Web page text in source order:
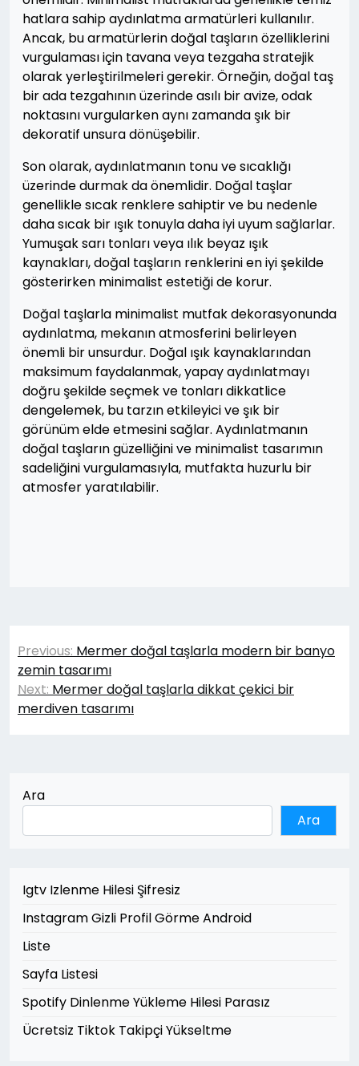
hatlara sahip aydınlatma armatürleri kullanılır.
Ancak, bu armatürlerin doğal taşların özelliklerini
vurgulaması için tavana veya tezgaha stratejik
olarak yerleştirilmeleri gerekir. Örneğin, doğal taş
bir ada tezgahının üzerinde asılı bir avize, odak
noktasını vurgularken aynı zamanda şık bir
dekoratif unsura dönüşebilir.
Son olarak, aydınlatmanın tonu ve sıcaklığı
üzerinde durmak da önemlidir. Doğal taşlar
genellikle sıcak renklere sahiptir ve bu nedenle
daha sıcak bir ışık tonuyla daha iyi uyum sağlarlar.
Yumuşak sarı tonları veya ılık beyaz ışık
kaynakları, doğal taşların renklerini en iyi şekilde
gösterirken minimalist estetiği de korur.
Doğal taşlarla minimalist mutfak dekorasyonunda
aydınlatma, mekanın atmosferini belirleyen
önemli bir unsurdur. Doğal ışık kaynaklarından
maksimum faydalanmak, yapay aydınlatmayı
doğru şekilde seçmek ve tonları dikkatlice
dengelemek, bu tarzın etkileyici ve şık bir
görünüm elde etmesini sağlar. Aydınlatmanın
doğal taşların güzelliğini ve minimalist tasarımın
sadeliğini vurgulamasıyla, mutfakta huzurlu bir
atmosfer yaratılabilir.
Yazı
gezinmesi
Previous: Mermer doğal taşlarla modern bir banyo
zemin tasarımı
Next: Mermer doğal taşlarla dikkat çekici bir
merdiven tasarımı
Ara
Ara
Igtv Izlenme Hilesi Şifresiz
Instagram Gizli Profil Görme Android
Liste
Sayfa Listesi
Spotify Dinlenme Yükleme Hilesi Parasız
Ücretsiz Tiktok Takipçi Yükseltme